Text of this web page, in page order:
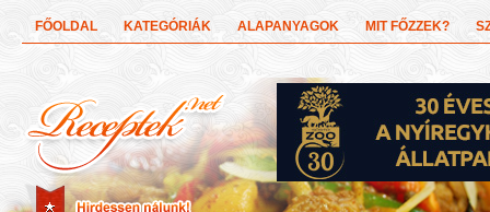
FŐOLDAL KATEGÓRIÁK ALAPANYAGOK MIT FŐZZEK?